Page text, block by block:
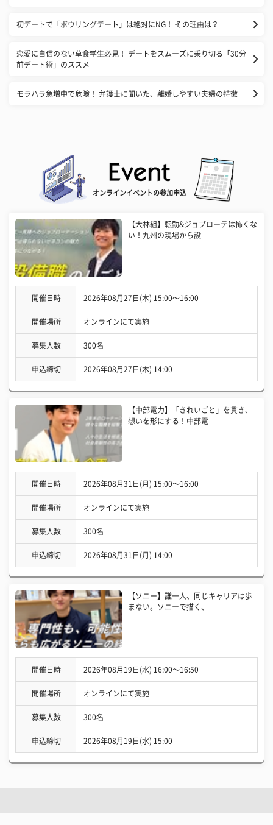
初デートで「ボウリングデート」は絶対にNG！ その理由は？
恋愛に自信のない草食学生必見！ デートをスムーズに乗り切る「30分
前デート術」のススメ
モラハラ急増中で危険！ 弁護士に聞いた、離婚しやすい夫婦の特徴
オンラインイベントの参加申込
【大林組】転勤&ジョブローテは怖くな
い！九州の現場から設
開催日時 2026年08月27日(木) 15:00〜16:00
開催場所 オンラインにて実施
募集人数 300名
申込締切 2026年08月27日(木) 14:00
【中部電力】「きれいごと」を貫き、
想いを形にする！中部電
開催日時 2026年08月31日(月) 15:00〜16:00
開催場所 オンラインにて実施
募集人数 300名
申込締切 2026年08月31日(月) 14:00
【ソニー】誰一人、同じキャリアは歩
まない。ソニーで描く、
開催日時 2026年08月19日(水) 16:00〜16:50
開催場所 オンラインにて実施
募集人数 300名
申込締切 2026年08月19日(水) 15:00